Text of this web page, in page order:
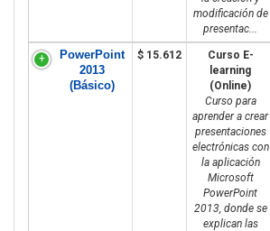
modificación de
presentac...
PowerPoint
2013
(Básico)
$ 15.612
Curso E-
learning
(Online)
Curso para
aprender a crear
presentaciones
electrónicas con
la aplicación
Microsoft
PowerPoint
2013, donde se
explican las